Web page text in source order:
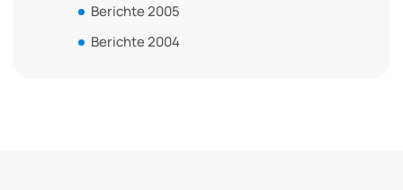
Berichte 2005
Berichte 2004